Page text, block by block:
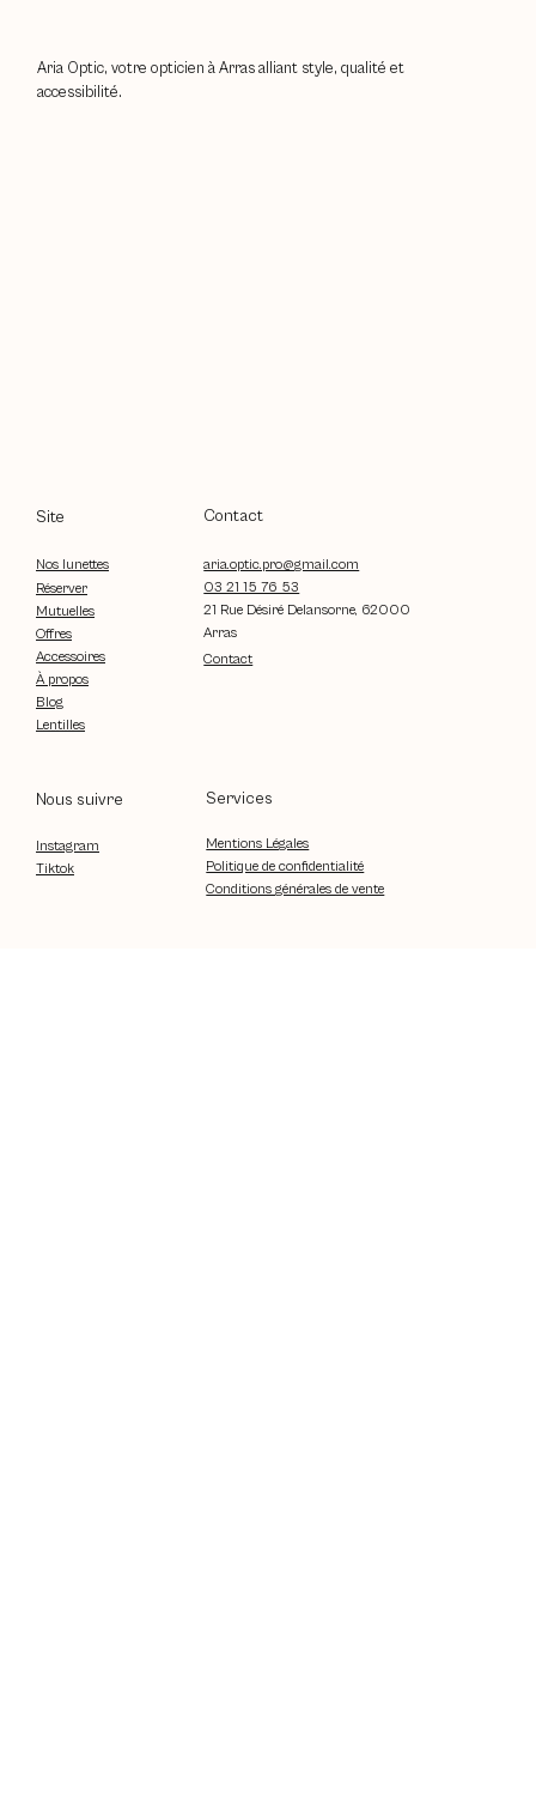
Aria Optic, votre opticien à Arras alliant style, qualité et
accessibilité.
Site
Nos lunettes
Réserver
Mutuelles
Offres
Accessoires
À propos
Blog
Lentilles
Contact
Contact
aria.optic.pro@gmail.com
03 21 15 76 53
21 Rue Désiré Delansorne, 62000
Arras
Nous suivre
Instagram
Tiktok
Services
Mentions Légales
Politique de confidentialité
Conditions générales de vente